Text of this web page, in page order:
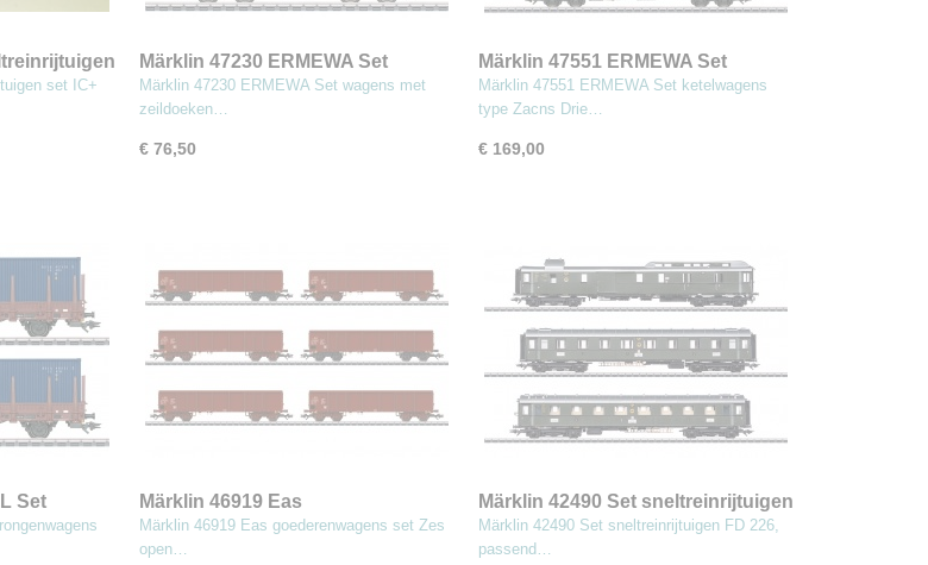
set IC+
Märklin 47230 ERMEWA Set
wagens met zeildoeken
schuifwanden
Märklin 47230 ERMEWA Set wagens met
zeildoeken…
€ 76,50
Märklin 47551 ERMEWA Set
ketelwagens type Zacns
Märklin 47551 ERMEWA Set ketelwagens
type Zacns Drie…
€ 169,00
Set
Märklin 46919 Eas
goederenwagens set
Märklin 46919 Eas goederenwagens set Zes
open…
Märklin 42490 Set sneltreinrijtuigen
FD 226, passend bij
stoomlocomotief type 01
Märklin 42490 Set sneltreinrijtuigen FD 226,
passend…